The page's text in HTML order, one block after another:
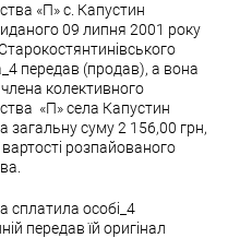
«П» с. Капустин
09 липня 2001 року
передав (продав), а вона
колективного
«П» села Капустин
загальну суму 2 156,00 грн,
розпайованого
сплатила особі_4
передав їй оригінал